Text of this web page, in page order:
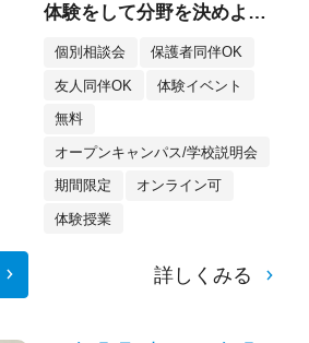
体験をして分野を決めよ
う！《デザイン・イラス
個別相談会 保護者同伴OK
友人同伴OK 体験イベント
無料
オープンキャンパス/学校説明会
期間限定 オンライン可
体験授業
詳しくみる